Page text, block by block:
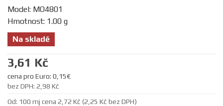
Model: MO4801
Hmotnost: 1.00 g
Na skladě
3,61 Kč
cena pro Euro: 0,15€
bez DPH: 2,98 Kč
Od: 100 mj cena 2,72 Kč (2,25 Kč bez DPH)